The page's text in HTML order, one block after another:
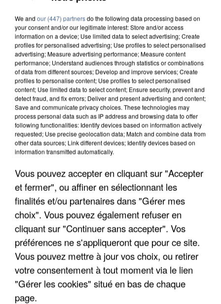
L’UN DES FONDATEURS SUPPOSÉS DE LA DZ
MAFIA INTERPELLÉ EN ALGÉRIE
We and our (447) partnersdo the following data processing based on
your consent and/or our legitimate interest: Store and/or access
information on a device; Use limited data to select advertising; Create
profiles for personalised advertising; Use profiles to select personalised
advertising; Measure advertising performance; Measure content
performance; Understand audiences through statistics or combinations
of data from different sources; Develop and improve services; Create
profiles to personalise content; Use profiles to select personalised
content; Use limited data to select content; Ensure security, prevent and
detect fraud, and fix errors; Deliver and present advertising and content;
Save and communicate privacy choices. These technologies may
process personal data such as IP address and browsing data to offer
following functionalities: Identify devices based on information actively
requested; Use precise geolocation data; Match and combine data from
other data sources; Link different devices; Identify devices based on
information transmitted automatically.
Vous pouvez accepter en cliquant sur "Accepter
et fermer", ou affiner en sélectionnant les
finalités et/ou partenaires dans "Gérer mes
choix". Vous pouvez également refuser en
cliquant sur "Continuer sans accepter". Vos
préférences ne s'appliqueront que pour ce site.
Vous pouvez mettre à jour vos choix, ou retirer
votre consentement à tout moment via le lien
"Gérer les cookies" situé en bas de chaque
page.